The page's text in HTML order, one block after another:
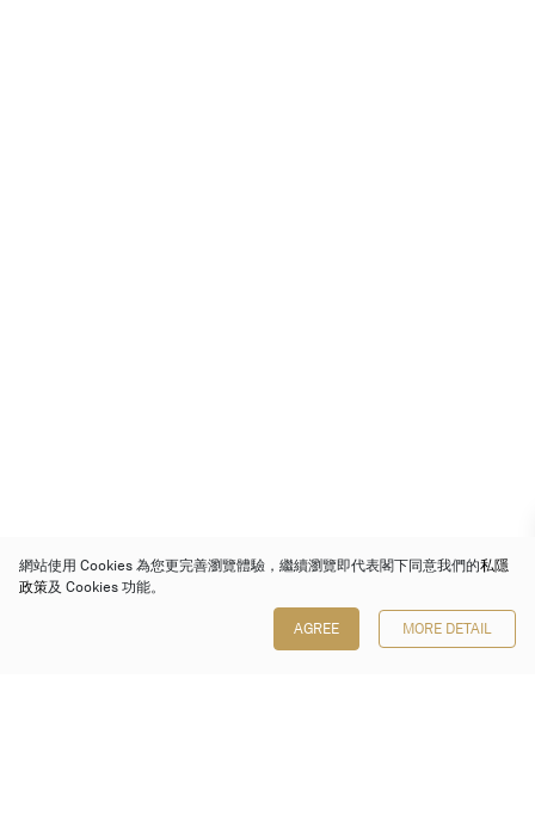
網站使用 Cookies 為您更完善瀏覽體驗，繼續瀏覽即代表閣下同意我們的私隱
政策及 Cookies 功能。
AGREE MORE DETAIL